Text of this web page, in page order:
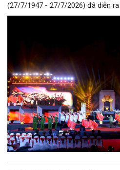
(27/7/1947 - 27/7/2026) đã diễn
hùng liệt sĩ trên đường Bắc Sơn